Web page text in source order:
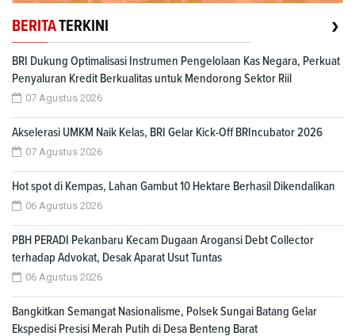
BERITATERKINI ›
BRI Dukung Optimalisasi Instrumen Pengelolaan Kas Negara, Perkuat
Penyaluran Kredit Berkualitas untuk Mendorong Sektor Riil
07 Agustus 2026
Akselerasi UMKM Naik Kelas, BRI Gelar Kick-Off BRIncubator 2026
07 Agustus 2026
Hot spot di Kempas, Lahan Gambut 10 Hektare Berhasil Dikendalikan
06 Agustus 2026
PBH PERADI Pekanbaru Kecam Dugaan Arogansi Debt Collector
terhadap Advokat, Desak Aparat Usut Tuntas
06 Agustus 2026
Bangkitkan Semangat Nasionalisme, Polsek Sungai Batang Gelar
Ekspedisi Presisi Merah Putih di Desa Benteng Barat